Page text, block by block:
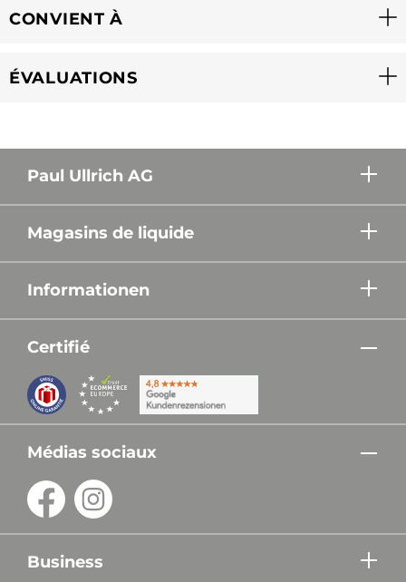
CONVIENT À
ÉVALUATIONS
Paul Ullrich AG
Magasins de liquide
Informationen
Certifié
Médias sociaux
Business